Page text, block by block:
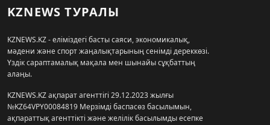
KZNEWS ТУРАЛЫ
KZNEWS.KZ - еліміздегі басты саяси, экономикалық,
мәдени және спорт жаңалықтарының сенімді дереккөзі.
Үздік сараптамалық мақала мен шынайы сұқбаттың
алаңы.
KZNEWS.KZ ақпарат агенттігі 29.12.2023 жылғы
№KZ64VPY00084819 Мерзімді баспасөз басылымын,
ақпараттық агенттікті және желілік басылымды есепке